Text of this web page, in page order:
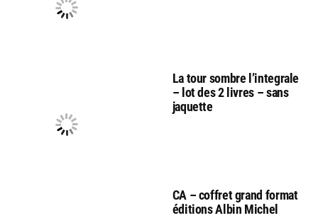
La tour sombre l’integrale
– lot des 2 livres – sans
jaquette
CA – coffret grand format
éditions Albin Michel